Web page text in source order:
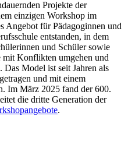
Projekte der
einzigen Workshop im
Angebot für Pädagoginnen und
entstanden, in dem
und Schüler sowie
mit Konflikten umgehen und
Model ist seit Jahren als
und mit einem
Im März 2025 fand der 600.
die dritte Generation der
.